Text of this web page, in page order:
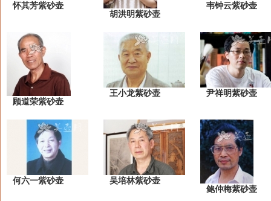
怀其芳紫砂壶
胡洪明紫砂壶
韦钟云紫砂壶
顾道荣紫砂壶
王小龙紫砂壶 尹祥明紫砂壶
何六一紫砂壶
吴培林紫砂壶
鲍仲梅紫砂壶